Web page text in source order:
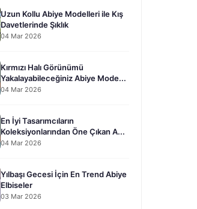
Uzun Kollu Abiye Modelleri ile Kış
Davetlerinde Şıklık
04 Mar 2026
Kırmızı Halı Görünümü
Yakalayabileceğiniz Abiye Mode...
04 Mar 2026
En İyi Tasarımcıların
Koleksiyonlarından Öne Çıkan A...
04 Mar 2026
Yılbaşı Gecesi İçin En Trend Abiye
Elbiseler
03 Mar 2026